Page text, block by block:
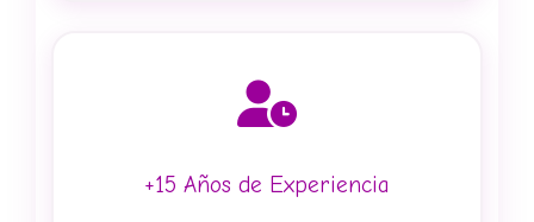
+15 Años de Experiencia